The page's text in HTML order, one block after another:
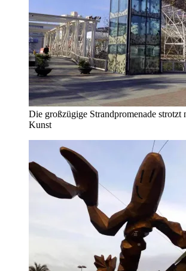
Die großzügige Strandpromenade strotzt
Kunst